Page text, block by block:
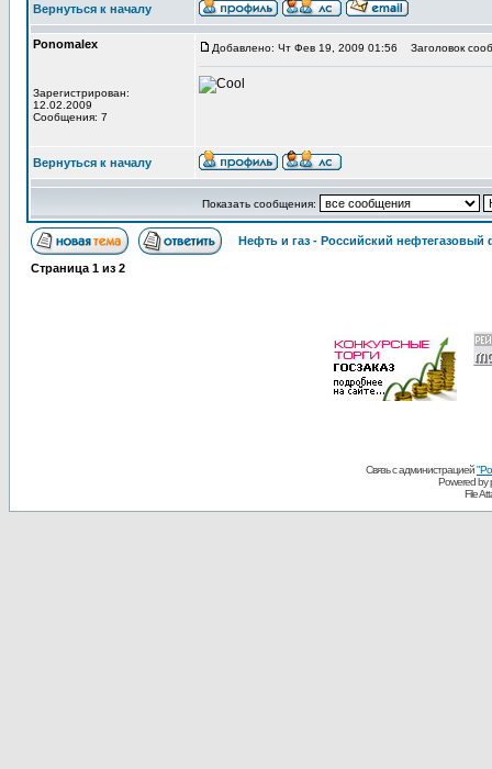
Вернуться к началу
Ponomalex
Зарегистрирован:
12.02.2009
Сообщения: 7
Добавлено: Чт Фев 19, 2009 01:56 Заголовок
Вернуться к началу
Показать сообщения:
Нефть и газ - Российский нефтегазовый
Страница 1 из 2
Связь с администрацией
Powered by
File